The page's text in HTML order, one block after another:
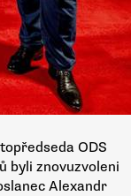
ODS
byli znovuzvoleni
Alexandr